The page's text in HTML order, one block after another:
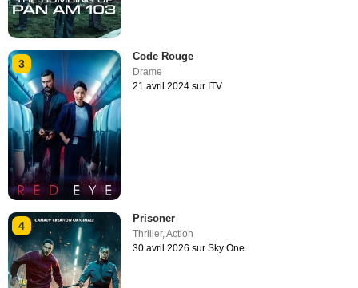
3
Code Rouge
Drame
21 avril 2024 sur ITV
4
Prisoner
Thriller,Action
30 avril 2026 sur Sky One